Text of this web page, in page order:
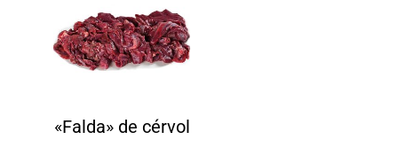
«Falda» de cérvol